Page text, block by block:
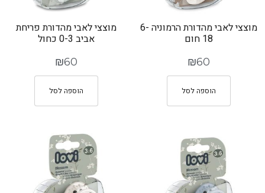
מוצצי לאבי מהדורת הרמוניה 6-
18 חום
₪60
הוספה לסל
מוצצי לאבי מהדורת פריחת
אביב 0-3 כחול
₪60
הוספה לסל